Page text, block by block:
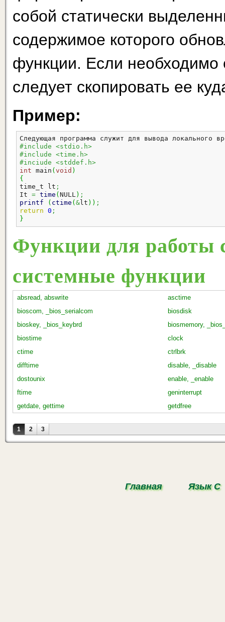
собой статически
содержимое которого
функции. Если необходимо
следует скопировать ее
Пример:
Следующая программа служит для вывода локального
#include <stdio.h>
#include <time.h>
#inciude <stddef.h>
int main ( void )
{
time_t lt ;
It = time ( NULL) ;
printf
( ctime ( &lt ) ) ;
return 0 ;
}
Функции для работы
системные функции
absread, abswrite
asctime
bioscom, _bios_serialcom
biosdisk
bioskey, _bios_keybrd
biosmemory,
biostime
clock
ctime
ctrlbrk
difftime
disable, _disable
dostounix
enable, _enable
ftime
geninterrupt
getdate, gettime
getdfree
Страницы
1 2 3
Главная Язык С